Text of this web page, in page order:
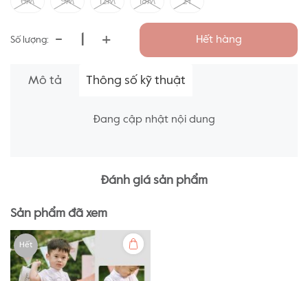
Số lượng: - + Hết hàng
Mô tả Thông số kỹ thuật
Đang cập nhật nội dung
Đánh giá sản phẩm
Sản phẩm đã xem
Hết